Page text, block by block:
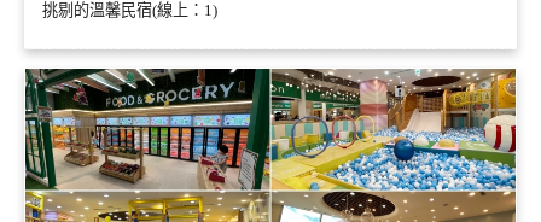
挑剔的溫馨民宿(線上：1)